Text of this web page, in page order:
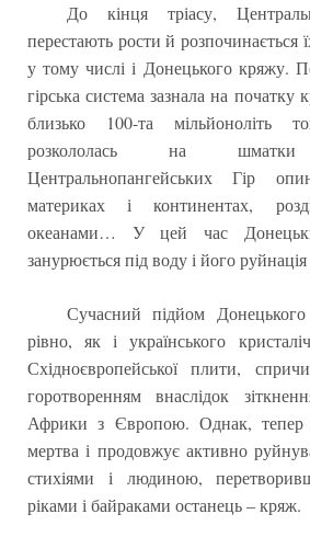
До кінця тріасу,
перестають рости й розпочинається
у тому числі і Донецького кряжу.
гірська система зазнала на початку
близько 100-та мільйоноліть
розкололась на
Центральнопангейських Гір
материках і континентах,
океанами… У цей час
занурюється під воду і його
Сучасний підйом
рівно, як і українського
Східноєвропейської плити,
горотворенням внаслідок
Африки з Європою. Однак, тепер
мертва і продовжує активно
стихіями і людиною,
ріками і байраками останець – кряж.